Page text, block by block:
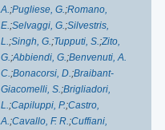
A.;Pugliese, G.;Romano,
E.;Selvaggi, G.;Silvestris,
L.;Singh, G.;Tupputi, S.;Zito,
G.;Abbiendi, G.;Benvenuti, A.
C.;Bonacorsi, D.;Braibant-
Giacomelli, S.;Brigliadori,
L.;Capiluppi, P.;Castro,
A.;Cavallo, F. R.;Cuffiani,